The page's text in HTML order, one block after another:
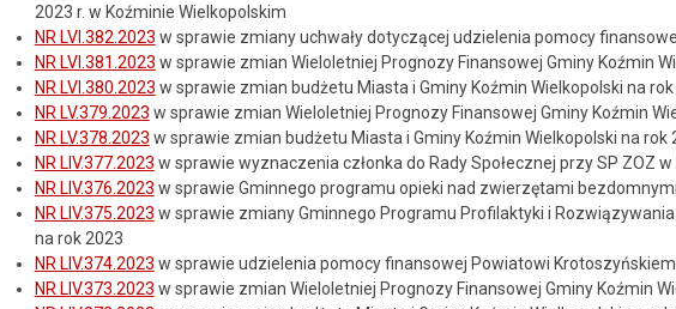
2023 r. w Koźminie Wielkopolskim
NR LVI.382.2023 w sprawie zmiany uchwały dotyczącej udzielenia pomocy
NR LVI.381.2023 w sprawie zmian Wieloletniej Prognozy Finansowej Gminy Koźmin
NR LVI.380.2023 w sprawie zmian budżetu Miasta i Gminy Koźmin Wielkopolski na
NR LV.379.2023 w sprawie zmian Wieloletniej Prognozy Finansowej Gminy Koźmin
NR LV.378.2023 w sprawie zmian budżetu Miasta i Gminy Koźmin Wielkopolski na rok
NR LIV.377.2023 w sprawie wyznaczenia członka do Rady Społecznej przy SP ZOZ
NR LIV.376.2023 w sprawie Gminnego programu opieki nad zwierzętami
NR LIV.375.2023 w sprawie zmiany Gminnego Programu Profilaktyki i
na rok 2023
NR LIV.374.2023 w sprawie udzielenia pomocy finansowej Powiatowi
NR LIV.373.2023 w sprawie zmian Wieloletniej Prognozy Finansowej Gminy Koźmin